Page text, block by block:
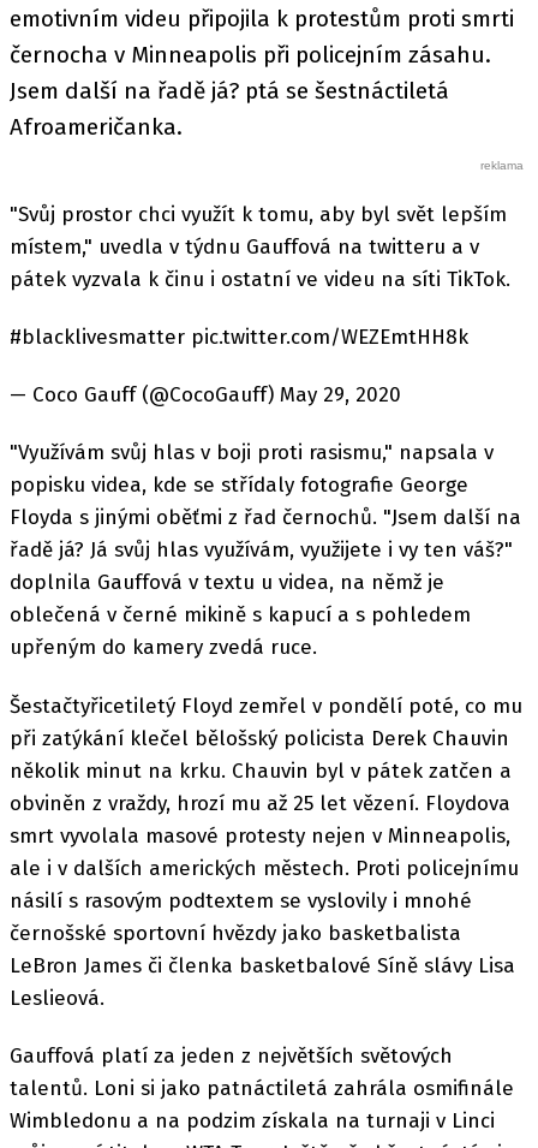
emotivním videu připojila k protestům proti smrti
černocha v Minneapolis při policejním zásahu.
Jsem další na řadě já? ptá se šestnáctiletá
Afroameričanka.
"Svůj prostor chci využít k tomu, aby byl svět lepším
místem," uvedla v týdnu Gauffová na twitteru a v
pátek vyzvala k činu i ostatní ve videu na síti TikTok.
#blacklivesmatter pic.twitter.com/WEZEmtHH8k
— Coco Gauff (@CocoGauff) May 29, 2020
"Využívám svůj hlas v boji proti rasismu," napsala v
popisku videa, kde se střídaly fotografie George
Floyda s jinými oběťmi z řad černochů. "Jsem další na
řadě já? Já svůj hlas využívám, využijete i vy ten váš?"
doplnila Gauffová v textu u videa, na němž je
oblečená v černé mikině s kapucí a s pohledem
upřeným do kamery zvedá ruce.
Šestačtyřicetiletý Floyd zemřel v pondělí poté, co mu
při zatýkání klečel bělošský policista Derek Chauvin
několik minut na krku. Chauvin byl v pátek zatčen a
obviněn z vraždy, hrozí mu až 25 let vězení. Floydova
smrt vyvolala masové protesty nejen v Minneapolis,
ale i v dalších amerických městech. Proti policejnímu
násilí s rasovým podtextem se vyslovily i mnohé
černošské sportovní hvězdy jako basketbalista
LeBron James či členka basketbalové Síně slávy Lisa
Leslieová.
Gauffová platí za jeden z největších světových
talentů. Loni si jako patnáctiletá zahrála osmifinále
Wimbledonu a na podzim získala na turnaji v Linci